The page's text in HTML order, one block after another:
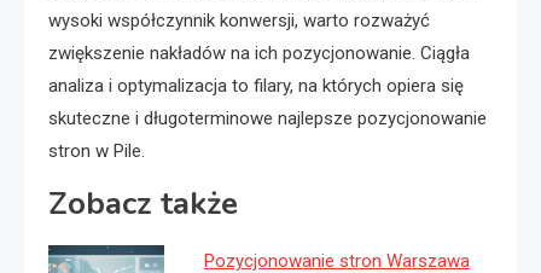
wysoki współczynnik konwersji, warto rozważyć
zwiększenie nakładów na ich pozycjonowanie. Ciągła
analiza i optymalizacja to filary, na których opiera się
skuteczne i długoterminowe najlepsze pozycjonowanie
stron w Pile.
Zobacz także
Pozycjonowanie stron Warszawa